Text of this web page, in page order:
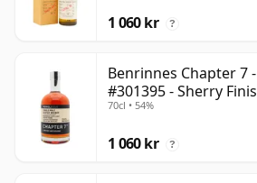
1 060 kr ?
Benrinnes Chapter 7
#301395 - Sherry
gammal
70cl • 54%
1 060 kr ?